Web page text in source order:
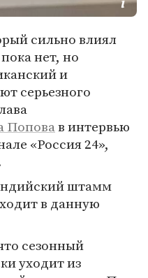
сильно влиял
нет, но
и
серьезного
Поповав интервью
«Россия 24»,
штамм
в данную
сезонный
уходит из